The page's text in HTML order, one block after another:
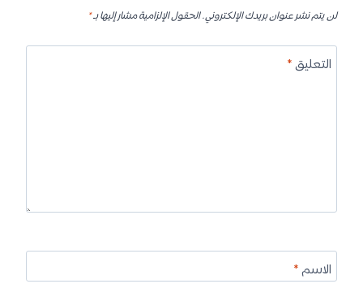
لن يتم نشر عنوان بريدك الإلكتروني.الحقول الإلزامية مشار إليها بـ*
التعليق*
الاسم*